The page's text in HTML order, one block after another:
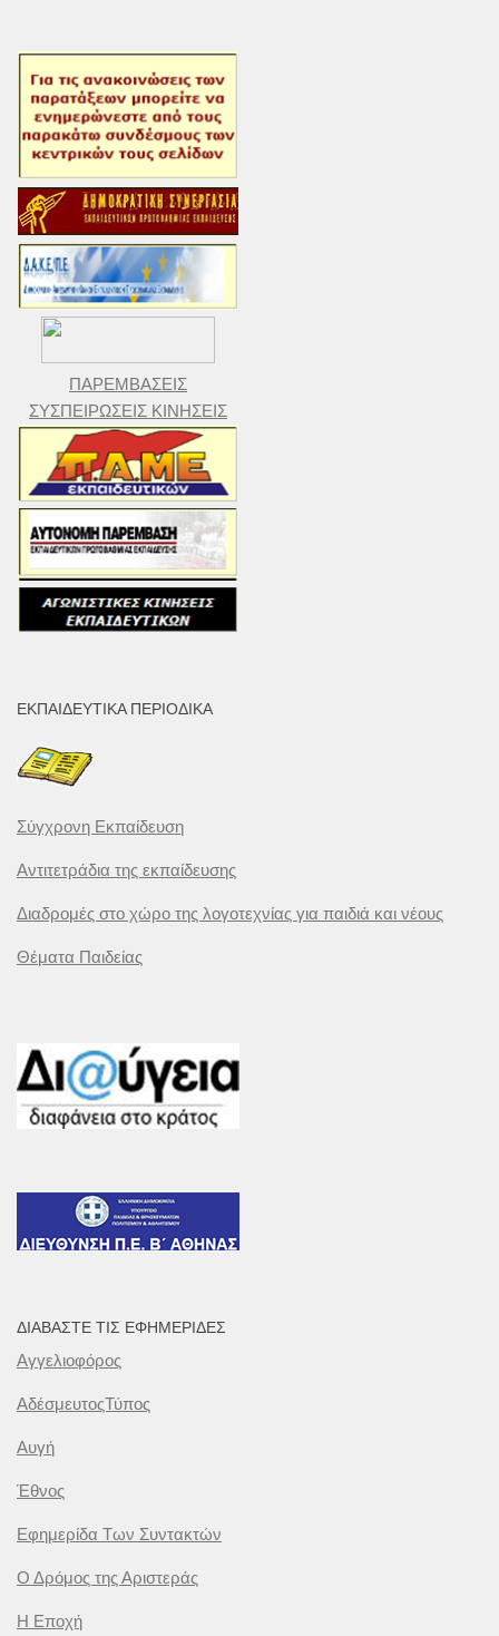
ΠΑΡΕΜΒΑΣΕΙΣ
ΣΥΣΠΕΙΡΩΣΕΙΣ ΚΙΝΗΣΕΙΣ
ΕΚΠΑΙΔΕΥΤΙΚΆ ΠΕΡΙΟΔΙΚΆ
Σύγχρονη Εκπαίδευση
Αντιτετράδια της εκπαίδευσης
Διαδρομές στο χώρο της λογοτεχνίας για παιδιά και νέους
Θέματα Παιδείας
ΔΙΑΒΆΣΤΕ ΤΙΣ ΕΦΗΜΕΡΊΔΕΣ
Αγγελιοφόρος
ΑδέσμευτοςΤύπος
Αυγή
Έθνος
Εφημερίδα Των Συντακτών
Ο Δρόμος της Αριστεράς
Η Εποχή